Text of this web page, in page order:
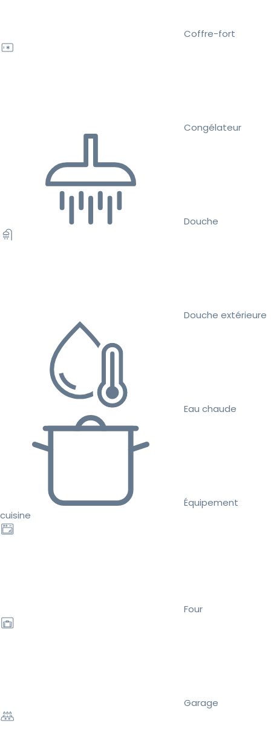
Coffre-fort
Congélateur
Douche
Douche extérieure
Eau chaude
Équipement
cuisine
Four
Garage